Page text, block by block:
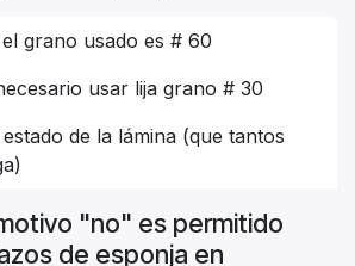
grano usado es # 60
usar lija grano # 30
de la lámina (que tantos
"no" es permitido
de esponja en